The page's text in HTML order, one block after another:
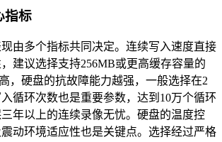
指标
由多个指标共同决定。连续写入速度直接
建议选择支持256MB或更高缓存容量的
，硬盘的抗故障能力越强，一般选择在2
循环次数也是重要参数，达到10万个循环
年以上的连续录像无忧。硬盘的温度控
动环境适应性也是关键点。选择经过严格